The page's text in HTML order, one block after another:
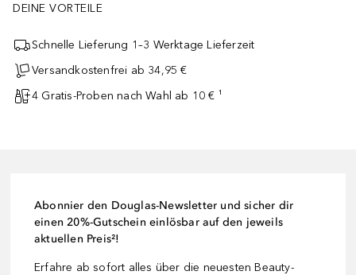
DEINE VORTEILE
Schnelle Lieferung 1–3 Werktage Lieferzeit
Versandkostenfrei ab 34,95 €
4 Gratis-Proben nach Wahl ab 10 € ¹
Abonnier den Douglas-Newsletter und sicher dir
einen 20%-Gutschein einlösbar auf den jeweils
aktuellen Preis²!
Erfahre ab sofort alles über die neuesten Beauty-